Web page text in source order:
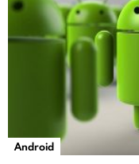
Android